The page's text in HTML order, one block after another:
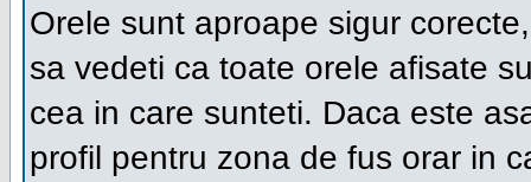
Orele sunt aproape sigur
sa vedeti ca toate orele afisate
cea in care sunteti. Daca este
profil pentru zona de fus orar in